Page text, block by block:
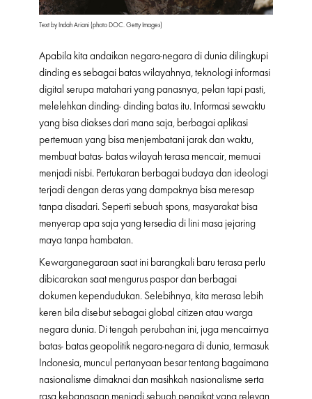
Text by Indah Ariani (photo DOC. Getty Images)
Apabila kita andaikan negara-negara di dunia dilingkupi
dinding es sebagai batas wilayahnya, teknologi informasi
digital serupa matahari yang panasnya, pelan tapi pasti,
melelehkan dinding- dinding batas itu. Informasi sewaktu
yang bisa diakses dari mana saja, berbagai aplikasi
pertemuan yang bisa menjembatani jarak dan waktu,
membuat batas- batas wilayah terasa mencair, memuai
menjadi nisbi. Pertukaran berbagai budaya dan ideologi
terjadi dengan deras yang dampaknya bisa meresap
tanpa disadari. Seperti sebuah spons, masyarakat bisa
menyerap apa saja yang tersedia di lini masa jejaring
maya tanpa hambatan.
Kewarganegaraan saat ini barangkali baru terasa perlu
dibicarakan saat mengurus paspor dan berbagai
dokumen kependudukan. Selebihnya, kita merasa lebih
keren bila disebut sebagai global citizen atau warga
negara dunia. Di tengah perubahan ini, juga mencairnya
batas- batas geopolitik negara-negara di dunia, termasuk
Indonesia, muncul pertanyaan besar tentang bagaimana
nasionalisme dimaknai dan masihkah nasionalisme serta
rasa kebangsaan menjadi sebuah pengikat yang relevan